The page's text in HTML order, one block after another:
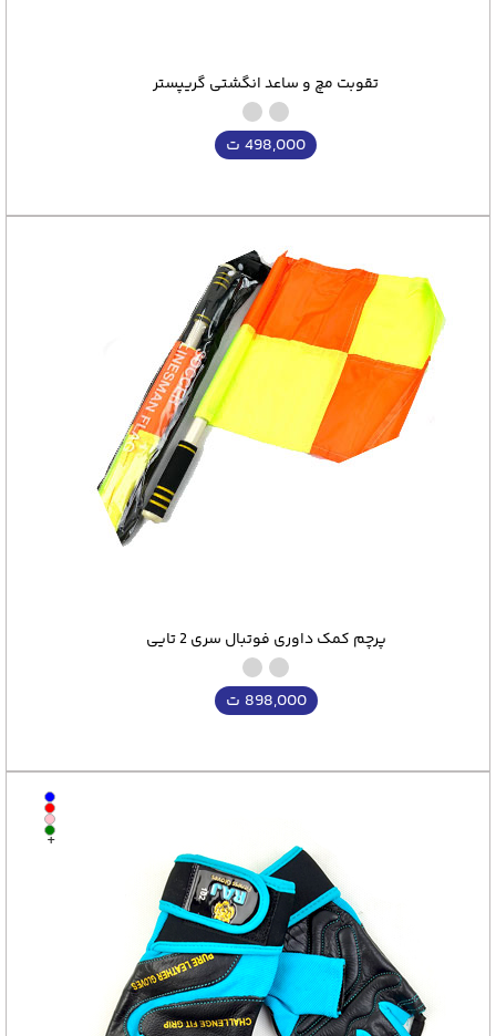
تقوبت مچ و ساعد انگشتی گریپستر
498,000 ت
پرچم کمک داوری فوتبال سری 2 تایی
898,000 ت
+